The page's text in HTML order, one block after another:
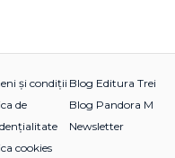
și condiții
de
cookies
Blog Editura Trei
Blog Pandora M
Newsletter